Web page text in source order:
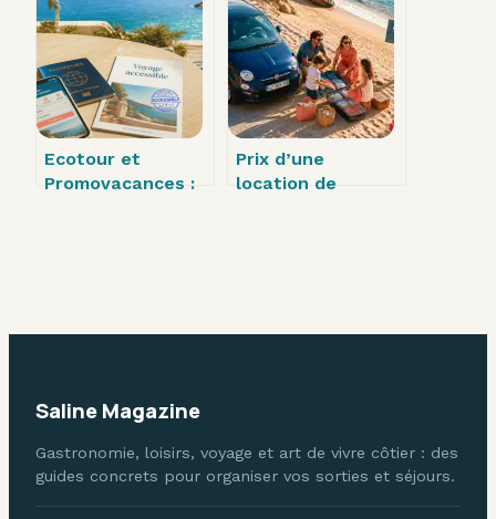
idéal et éviter les
pièges
dormir dès 46 € la
nuit
Ecotour et
Promovacances :
Prix d’une
location de
Saline Magazine
Gastronomie, loisirs, voyage et art de vivre côtier : des
guides concrets pour organiser vos sorties et séjours.